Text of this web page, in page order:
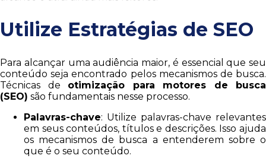
Utilize Estratégias de SEO
Para alcançar uma audiência maior, é essencial que seu
conteúdo seja encontrado pelos mecanismos de busca.
Técnicas de otimização para motores de busca
(SEO) são fundamentais nesse processo.
Palavras-chave: Utilize palavras-chave relevantes
em seus conteúdos, títulos e descrições. Isso ajuda
os mecanismos de busca a entenderem sobre o
que é o seu conteúdo.